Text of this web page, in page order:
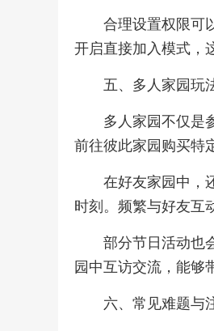
合理设置权限可
开启直接加入模式，
五、多人家园玩
多人家园不仅是
前往彼此家园购买特
在好友家园中，
时刻。频繁与好友互
部分节日活动也
园中互访交流，能够
六、常见难题与